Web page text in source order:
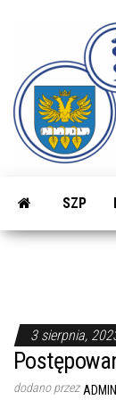
SZP
3 sierpnia,
dodano przez